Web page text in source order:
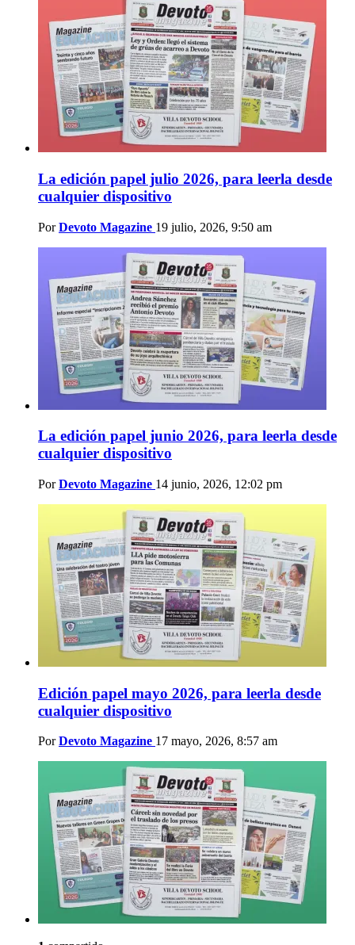
La edición papel julio 2026, para leerla desde
cualquier dispositivo
Por Devoto Magazine 19 julio, 2026, 9:50 am
La edición papel junio 2026, para leerla desde
cualquier dispositivo
Por Devoto Magazine 14 junio, 2026, 12:02 pm
Edición papel mayo 2026, para leerla desde
cualquier dispositivo
Por Devoto Magazine 17 mayo, 2026, 8:57 am